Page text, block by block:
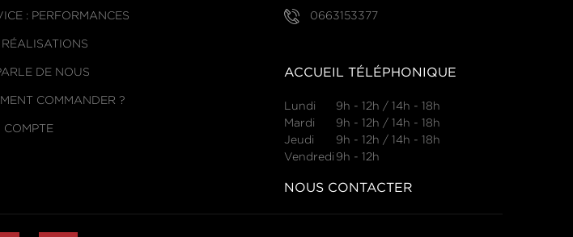
: PERFORMANCES
RÉALISATIONS
DE NOUS
COMMANDER ?
COMPTE
0663153377
ACCUEIL TÉLÉPHONIQUE
Lundi
9h - 12h / 14h - 18h
Mardi
9h - 12h / 14h - 18h
Jeudi
9h - 12h / 14h - 18h
Vendredi 9h - 12h
NOUS CONTACTER